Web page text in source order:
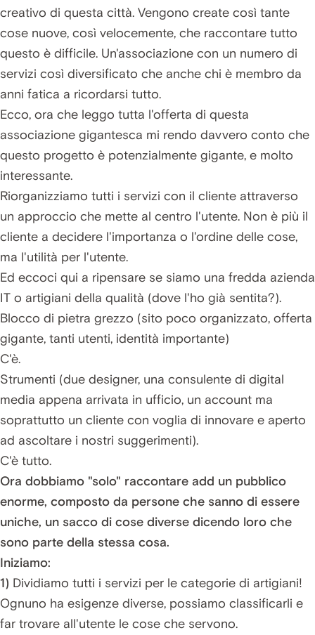
creativo di questa città. Vengono create così tante
cose nuove, così velocemente, che raccontare tutto
questo è difficile. Un'associazione con un numero di
servizi così diversificato che anche chi è membro da
anni fatica a ricordarsi tutto.
Ecco, ora che leggo tutta l'offerta di questa
associazione gigantesca mi rendo davvero conto che
questo progetto è potenzialmente gigante, e molto
interessante.
Riorganizziamo tutti i servizi con il cliente attraverso
un approccio che mette al centro l'utente. Non è più il
cliente a decidere l'importanza o l'ordine delle cose,
ma l'utilità per l'utente.
Ed eccoci qui a ripensare se siamo una fredda azienda
IT o artigiani della qualità (dove l'ho già sentita?).
Blocco di pietra grezzo (sito poco organizzato, offerta
gigante, tanti utenti, identità importante)
C'è.
Strumenti (due designer, una consulente di digital
media appena arrivata in ufficio, un account ma
soprattutto un cliente con voglia di innovare e aperto
ad ascoltare i nostri suggerimenti).
C'è tutto.
Ora dobbiamo "solo" raccontare add un pubblico
enorme, composto da persone che sanno di essere
uniche, un sacco di cose diverse dicendo loro che
sono parte della stessa cosa.
Iniziamo:
1) Dividiamo tutti i servizi per le categorie di artigiani!
Ognuno ha esigenze diverse, possiamo classificarli e
far trovare all'utente le cose che servono.